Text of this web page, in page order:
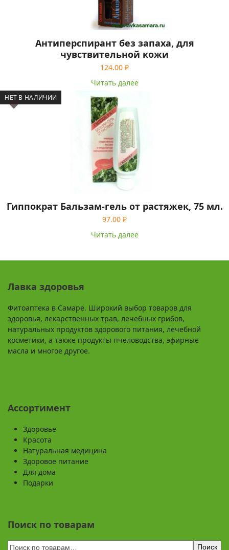
Антиперспирант без запаха, для
чувствительной кожи
124.00 ₽
Читать далее
НЕТ В НАЛИЧИИ
Гиппократ Бальзам-гель от растяжек, 75 мл.
97.00 ₽
Читать далее
Лавка здоровья
Фитоаптека в Самаре. Широкий выбор товаров для
здоровья, лекарственных трав, лечебных грибов,
натуральных продуктов здорового питания, лечебной
косметики, а также продукты пчеловодства, эфирные
масла и многое другое.
Ассортимент
Здоровье
Красота
Натуральная медицина
Здоровое питание
Для дома
Подарки
Поиск по товарам
Поиск